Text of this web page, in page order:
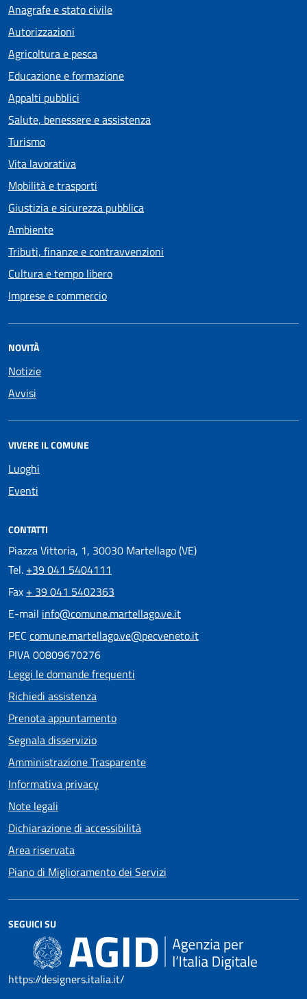
Anagrafe e stato civile
Autorizzazioni
Agricoltura e pesca
Educazione e formazione
Appalti pubblici
Salute, benessere e assistenza
Turismo
Vita lavorativa
Mobilità e trasporti
Giustizia e sicurezza pubblica
Ambiente
Tributi, finanze e contravvenzioni
Cultura e tempo libero
Imprese e commercio
NOVITÀ
Notizie
Avvisi
VIVERE IL COMUNE
Luoghi
Eventi
CONTATTI
Piazza Vittoria, 1, 30030 Martellago (VE)
Tel. +39 041 5404111
Fax + 39 041 5402363
E-mail info@comune.martellago.ve.it
PEC comune.martellago.ve@pecveneto.it
PIVA 00809670276
Leggi le domande frequenti
Richiedi assistenza
Prenota appuntamento
Segnala disservizio
Amministrazione Trasparente
Informativa privacy
Note legali
Dichiarazione di accessibilità
Area riservata
Piano di Miglioramento dei Servizi
SEGUICI SU
https://designers.italia.it/